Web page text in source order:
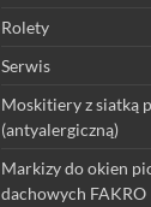
Rolety
Serwis
Moskitiery z siatką
(antyalergiczną)
Markizy do okien
dachowych FAKRO